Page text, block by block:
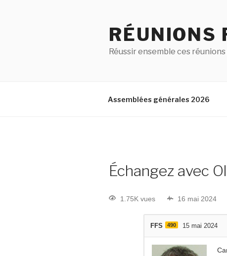
RÉUNIONS
Réussir ensemble ces
Assemblées générales 2026
Échangez avec
1.75K vues 16 mai 2024
FFS 490 15 mai 2024